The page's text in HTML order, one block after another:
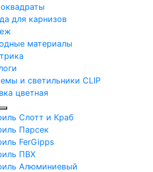
для карнизов
материалы
и светильники CLIP
цветная
Слотт и Краб
Парсек
FerGipps
ПВХ
Алюминиевый